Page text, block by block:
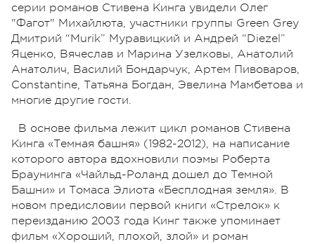
серии романов Стивена Кинга увидели Олег
"Фагот" Михайлюта, участники группы Green Grey
Дмитрий “Murik” Муравицкий и Андрей “Diezel”
Яценко, Вячеслав и Марина Узелковы, Анатолий
Анатолич, Василий Бондарчук, Артем Пивоваров,
Constantine, Татьяна Богдан, Эвелина Мамбетова и
многие другие гости.
В основе фильма лежит цикл романов Стивена
Кинга «Темная башня» (1982-2012), на написание
которого автора вдохновили поэмы Роберта
Браунинга «Чайльд-Роланд дошел до Темной
Башни» и Томаса Элиота «Бесплодная земля». В
новом предисловии первой книги «Стрелок» к
переизданию 2003 года Кинг также упоминает
фильм «Хороший, плохой, злой» и роман